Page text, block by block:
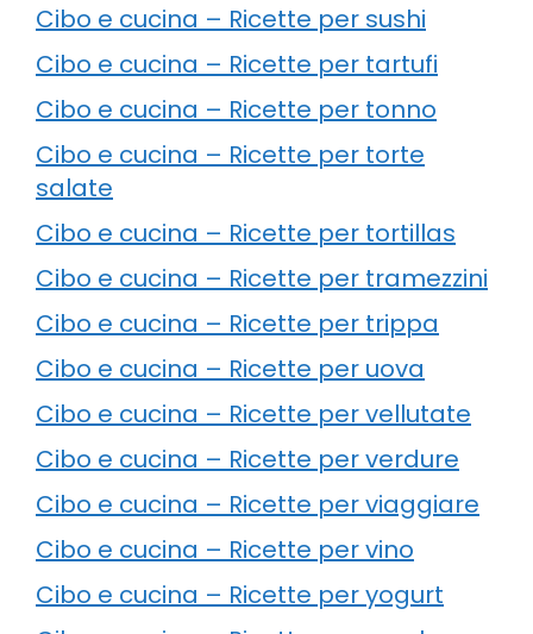
Cibo e cucina – Ricette per sushi
Cibo e cucina – Ricette per tartufi
Cibo e cucina – Ricette per tonno
Cibo e cucina – Ricette per torte
salate
Cibo e cucina – Ricette per tortillas
Cibo e cucina – Ricette per tramezzini
Cibo e cucina – Ricette per trippa
Cibo e cucina – Ricette per uova
Cibo e cucina – Ricette per vellutate
Cibo e cucina – Ricette per verdure
Cibo e cucina – Ricette per viaggiare
Cibo e cucina – Ricette per vino
Cibo e cucina – Ricette per yogurt